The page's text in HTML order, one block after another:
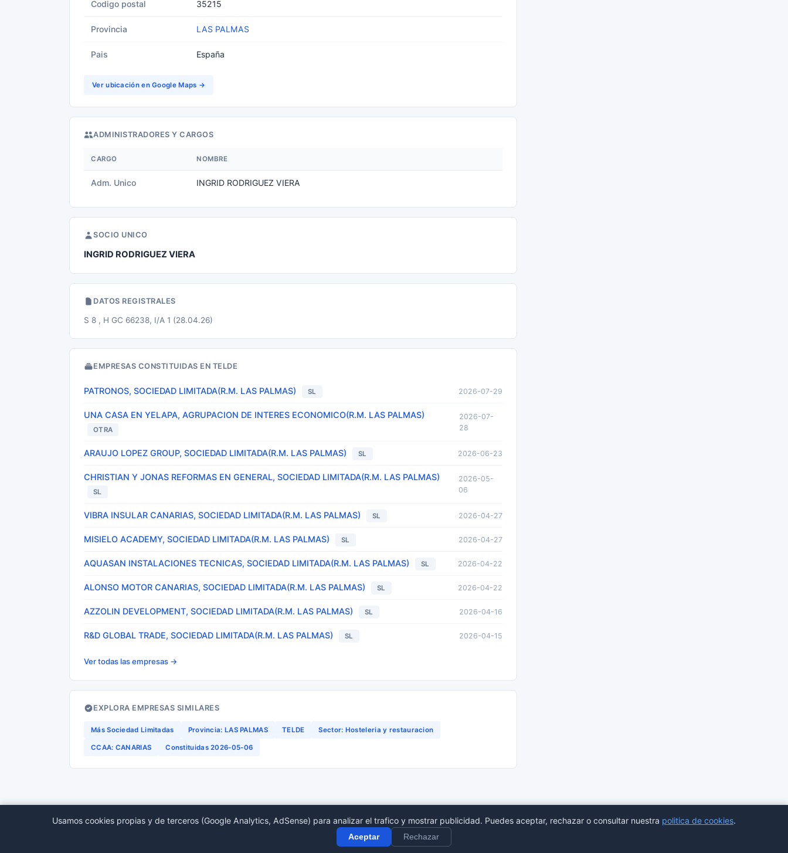
Codigo postal 35215
Provincia LAS PALMAS
Pais España
Ver ubicación en Google Maps →
ADMINISTRADORES Y CARGOS
CARGO NOMBRE
Adm. Unico INGRID RODRIGUEZ VIERA
SOCIO UNICO
INGRID RODRIGUEZ VIERA
DATOS REGISTRALES
S 8 , H GC 66238, I/A 1 (28.04.26)
EMPRESAS CONSTITUIDAS EN TELDE
PATRONOS, SOCIEDAD LIMITADA(R.M. LAS PALMAS) SL 2026-07-29
UNA CASA EN YELAPA, AGRUPACION DE INTERES ECONOMICO(R.M. LAS PALMAS)
OTRA
2026-07-
28
ARAUJO LOPEZ GROUP, SOCIEDAD LIMITADA(R.M. LAS PALMAS) SL 2026-06-23
CHRISTIAN Y JONAS REFORMAS EN GENERAL, SOCIEDAD LIMITADA(R.M. LAS PALMAS)
SL
2026-05-
06
VIBRA INSULAR CANARIAS, SOCIEDAD LIMITADA(R.M. LAS PALMAS) SL 2026-04-27
MISIELO ACADEMY, SOCIEDAD LIMITADA(R.M. LAS PALMAS) SL 2026-04-27
AQUASAN INSTALACIONES TECNICAS, SOCIEDAD LIMITADA(R.M. LAS PALMAS) SL 2026-04-22
ALONSO MOTOR CANARIAS, SOCIEDAD LIMITADA(R.M. LAS PALMAS) SL 2026-04-22
AZZOLIN DEVELOPMENT, SOCIEDAD LIMITADA(R.M. LAS PALMAS) SL 2026-04-16
R&D GLOBAL TRADE, SOCIEDAD LIMITADA(R.M. LAS PALMAS) SL 2026-04-15
Ver todas las empresas →
EXPLORA EMPRESAS SIMILARES
Más Sociedad Limitadas Provincia: LAS PALMAS TELDE Sector: Hosteleria y restauracion
CCAA: CANARIAS Constituidas 2026-05-06
Usamos cookies propias y de terceros (Google Analytics, AdSense) para analizar el trafico y mostrar publicidad. Puedes aceptar, rechazar o consultar nuestra politica de cookies.
Aceptar Rechazar